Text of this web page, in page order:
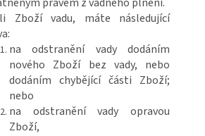
li Zboží vadu, máte následující
na odstranění vady dodáním
nového Zboží bez vady, nebo
dodáním chybějící části Zboží;
nebo
na odstranění vady opravou
Zboží,